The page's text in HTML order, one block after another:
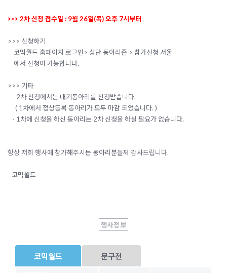
>>> 2차 신청 접수일 : 9월 26일(목) 오후 7시부터
>>> 신청하기
코믹월드 홈페이지 로그인> 상단 동아리존 > 참가신청 서울
에서 신청이 가능합니다.
>>> 기타
-2차 신청에서는 대기동아리를 신청받습니다.
( 1차에서 정상등록 동아리가 모두 마감 되었습니다. )
- 1차에 신청을 하신 동아리는 2차 신청을 하실 필요가 없습니다.
항상 저희 행사에 참가해주시는 동아리분들께 감사드립니다.
- 코믹월드 -
행사정보
코믹월드 문구전